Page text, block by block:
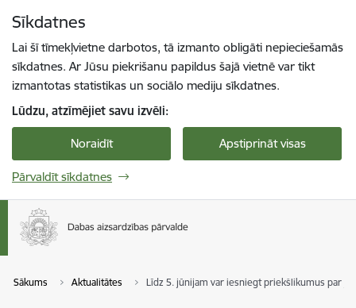
Sīkdatnes
Lai šī tīmekļvietne darbotos, tā izmanto obligāti nepieciešamās
sīkdatnes. Ar Jūsu piekrišanu papildus šajā vietnē var tikt
izmantotas statistikas un sociālo mediju sīkdatnes.
Lūdzu, atzīmējiet savu izvēli:
Noraidīt Apstiprināt visas
Pārvaldīt sīkdatnes
Sākums Aktualitātes Līdz 5. jūnijam var iesniegt priekšlikumus par